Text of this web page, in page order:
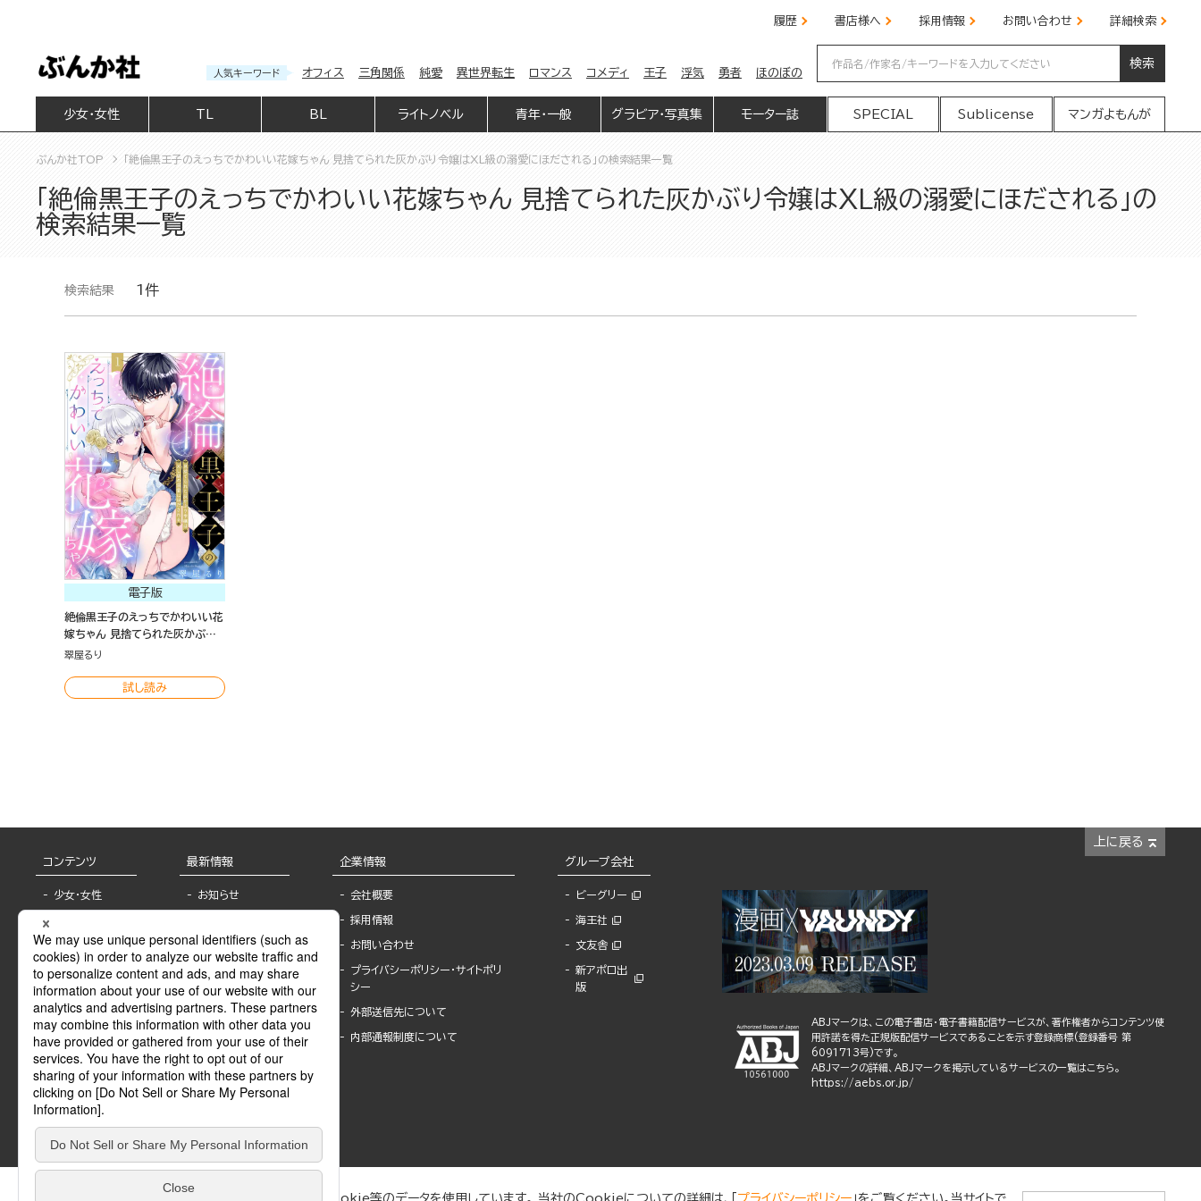
履歴 書店様へ 採用情報 お問い合わせ 詳細検索
人気キーワード オフィス 三角関係 純愛 異世界転生 ロマンス コメディ 王子 浮気 勇者 ほのぼの
検索
少女・女性 BL ライトノベル 青年・一般 グラビア・写真集 モーター誌 SPECIAL Sublicense マンガよもんが
ぶんか社TOP 「絶倫黒王子のえっちでかわいい花嫁ちゃん 見捨てられた灰かぶり令嬢はXL級の溺愛にほだされる」の検索結果一覧
「絶倫黒王子のえっちでかわいい花嫁ちゃん 見捨てられた灰かぶり令嬢はXL級の溺愛にほだされる」の
検索結果一覧
検索結果 1件
電子版
絶倫黒王子のえっちでかわいい花
嫁ちゃん 見捨てられた灰かぶり
令嬢はXL級の溺愛にほだされる
翠屋るり
試し読み
上に戻る
コンテンツ
少女・女性
BL
ライトノベル
青年・一般
グラビア・写真
モーター誌
SPECIAL
Sublicense
最新情報
お知らせ
報
書店様へ
海外ライセンシー
公式SNSアカウ
ント
作家一覧
Keyword list
Author list
企業情報
会社概要
採用情報
お問い合わせ
プライバシーポリシー・サイトポリ
シー
外部送信先について
内部通報制度について
グループ会社
ビーグリー
海王社
文友舎
新アポロ出
版
ABJマークは、この電子書店・電子書籍配信サービスが、著作権者からコンテンツ使
用許諾を得た正規版配信サービスであることを示す登録商標(登録番号 第
6091713号)です。
ABJマークの詳細、ABJマークを掲示しているサービスの一覧はこちら。
https://aebs.or.jp/
ぶんか社が運営するサイトでは、利便性向上のためにCookie等のデータを使用しています。 当社のCookieについての詳細は、「 プライバシーポリシー 」をご覧ください。当サイトで